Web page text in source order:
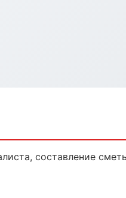
составление